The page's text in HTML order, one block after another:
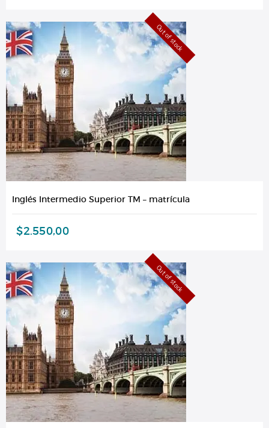
Out of stock
Inglés Intermedio Superior TM – matrícula
$2.550,00
Out of stock